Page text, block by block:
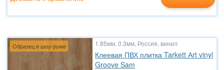
Образец в шоу-руме 1.85мм, 0.3мм, Россия, винил
Клеевая ПВХ плитка Tarkett Аrt vinyl
Groove Sam